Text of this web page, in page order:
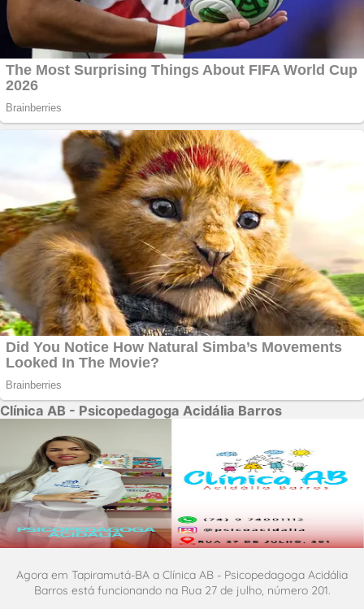
Clínica AB - Psicopedagoga Acidália Barros
Agora em Tapiramutá-BA a Clínica AB - Psicopedagoga Acidália
Barros está funcionando na Rua 27 de julho, número 201.